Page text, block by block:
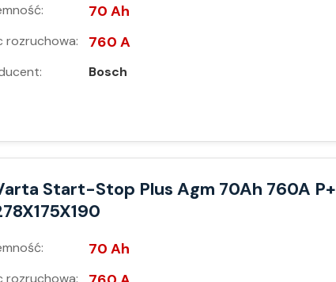
70 Ah
rozruchowa: 760 A
Bosch
Start-Stop Plus Agm 70Ah 760A P+
70 Ah